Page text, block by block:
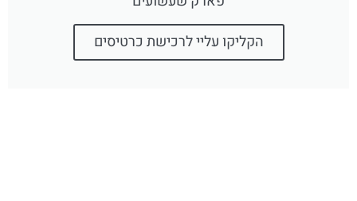
הקליקו עליי לרכישת כרטיסים